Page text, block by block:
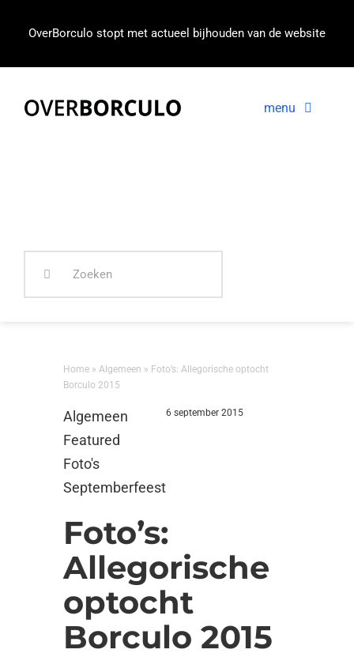
OverBorculo stopt met actueel bijhouden van de website
menu
Home »Algemeen » Foto’s: Allegorische optocht
Borculo 2015
Algemeen
Featured
Foto's
Septemberfeest
6 september 2015
Foto’s:
Allegorische
optocht
Borculo 2015